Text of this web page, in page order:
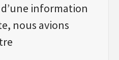
information
nous avions